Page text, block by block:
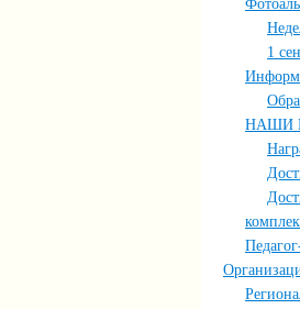
1
НАШИ